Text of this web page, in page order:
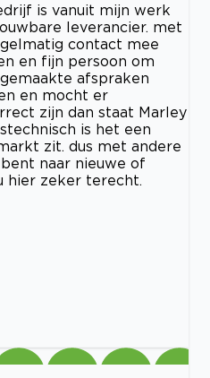
is vanuit mijn werk
leverancier. met
contact mee
en fijn persoon om
afspraken
en mocht er
zijn dan staat Marley
is het een
zit. dus met andere
naar nieuwe of
hier zeker terecht.